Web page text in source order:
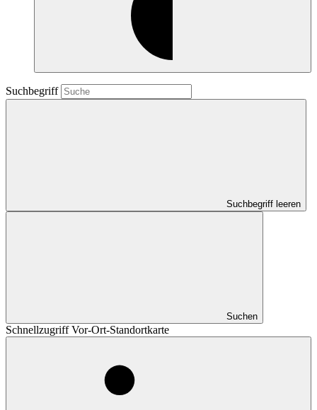
Suchbegriff
Suchbegriff leeren
Suchen
Schnellzugriff Vor-Ort-Standortkarte